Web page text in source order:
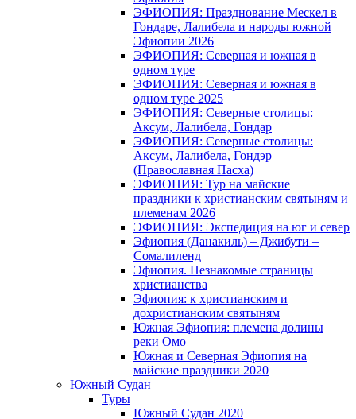
ЭФИОПИЯ: Празднование Мескел в
Гондаре, Лалибела и народы южной
Эфиопии 2026
ЭФИОПИЯ: Северная и южная в
одном туре
ЭФИОПИЯ: Северная и южная в
одном туре 2025
ЭФИОПИЯ: Северные столицы:
Аксум, Лалибела, Гондар
ЭФИОПИЯ: Северные столицы:
Аксум, Лалибела, Гондэр
(Православная Пасха)
ЭФИОПИЯ: Тур на майские
праздники к христианским святыням и
племенам 2026
ЭФИОПИЯ: Экспедиция на юг и север
Эфиопия (Данакиль) – Джибути –
Cомалиленд
Эфиопия. Незнакомые страницы
христианства
Эфиопия: к христианским и
дохристианским святыням
Южная Эфиопия: племена долины
реки Омо
Южная и Северная Эфиопия на
майские праздники 2020
Южный Судан
Туры
Южный Cудан 2020